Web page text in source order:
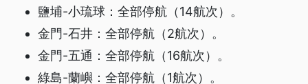
鹽埔-小琉球：全部停航（14航次）。
金門-石井：全部停航（2航次）。
金門-五通：全部停航（16航次）。
綠島-蘭嶼：全部停航（1航次）。